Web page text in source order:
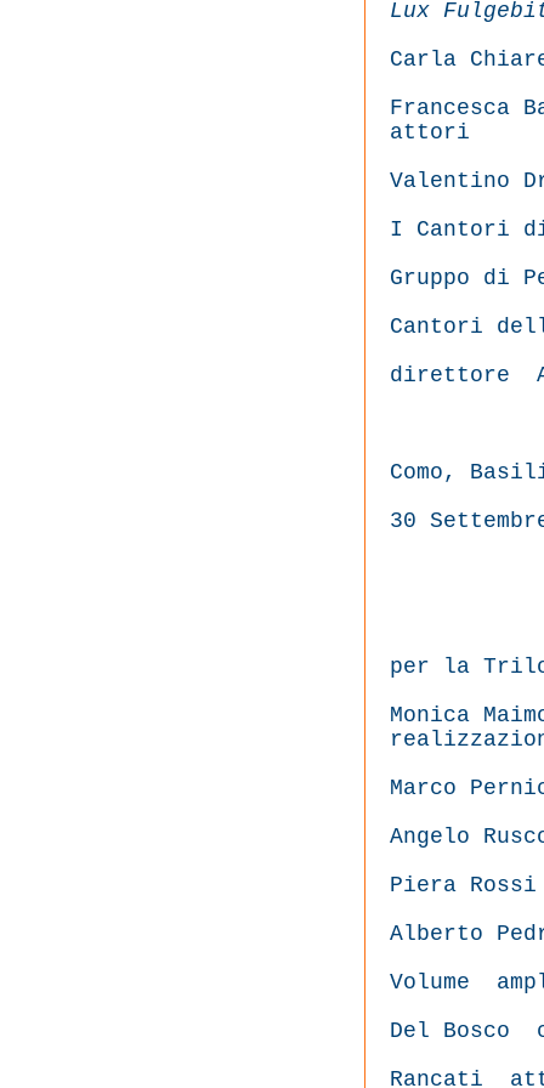
Lux
Carla
Francesca
attori
Valentino
I Cantori
Gruppo di
Cantori
direttore
Como,
30
per la
Monica
Marco
Angelo
Piera Rossi
Alberto
Volume
Del Bosco
Rancati